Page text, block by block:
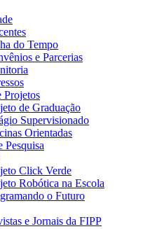
do Tempo
e Parcerias
Projetos
de Graduação
Supervisionado
Orientadas
Pesquisa
Click Verde
Robótica na Escola
o Futuro
e Jornais da FIPP